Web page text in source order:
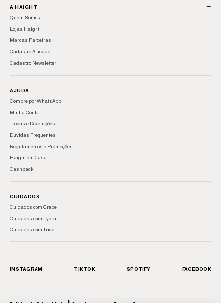
A HAIGHT −
Quem Somos
Lojas Haight
Marcas Parceiras
Cadastro Atacado
Cadastro Newsletter
AJUDA −
Compre por WhatsApp
Minha Conta
Trocas e Devoluções
Dúvidas Frequentes
Regulamentos e Promoções
Haight em Casa
Cashback
CUIDADOS −
Cuidados com Crepe
Cuidados com Lycra
Cuidados com Tricot
INSTAGRAM TIKTOK SPOTIFY FACEBOOK